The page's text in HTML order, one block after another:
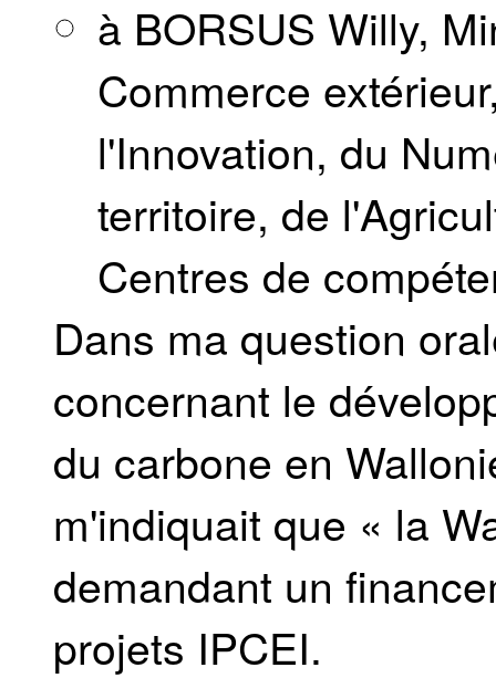
à BORSUS Willy,
Commerce
l'Innovation, du
territoire, de
Centres de
Dans ma question
concernant le
du carbone en
m'indiquait que « la
demandant un
projets IPCEI.